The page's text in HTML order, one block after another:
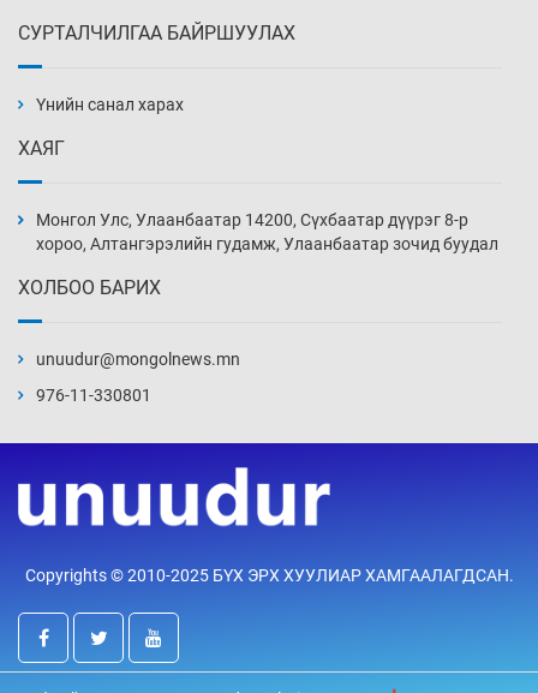
нэмэгджээ
5 цаг 36 мин
6 цаг 6 мин
6 цаг 36 мин
үйлчилж буй гэв
7 цаг 6 мин
“Туул усан цогцолбор”-ын ТЭЗҮ-ийг
СУРТАЛЧИЛГАА БАЙРШУУЛАХ
Үнийн санал харах
ХАЯГ
Монгол Улс, Улаанбаатар 14200, Сүхбаатар дүүрэг 8-р
хороо, Алтангэрэлийн гудамж, Улаанбаатар зочид буудал
ХОЛБОО БАРИХ
unuudur@mongolnews.mn
976-11-330801
Copyrights © 2010-2025 БҮХ ЭРХ ХУУЛИАР ХАМГААЛАГДСАН.